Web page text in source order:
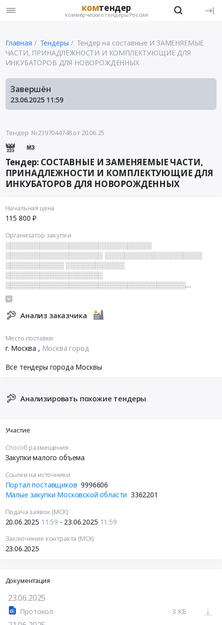
комтендер
коммерческие тендеры России
Главная Тендеры
Тендер на составные И ЗАМЕНЯЕМЫЕ
ЧАСТИ, ПРИНАДЛЕЖНОСТИ И КОМПЛЕКТУЮЩИЕ ДЛЯ
ИНКУБАТОРОВ ДЛЯ НОВОРОЖДЕННЫХ
Завершён
23.06.2025 11:59
Тендер №2397044748от 20.06.25
Тендер: СОСТАВНЫЕ И ЗАМЕНЯЕМЫЕ ЧАСТИ,
ПРИНАДЛЕЖНОСТИ И КОМПЛЕКТУЮЩИЕ ДЛЯ
ИНКУБАТОРОВ ДЛЯ НОВОРОЖДЕННЫХ
Начальная цена
115 800 ₽
Организатор закупки
░░░░░░░░░░░░░░░░░░░░░░░░░░░░░░
░░░░░░░░░░░░░░░░░░░░ ░░░░░░░░░░░░░░░░░░░░
░░░░░░░░░░░░ ░░░░░░░░░░░░
░░░░░░░░░░░░░░░░░░░░
░░░░░░░░░░░░░░░░░░░░░░░░░░░░░░░░░░░░░
░░░░░░░░░░ ░░░░░░░░░░░░░░░░░░░░░░░░░░░░
░░░░░░░░░░░░░░░░░░░░░░░░
░░░░░░░░░░░░░░░░░░░░░░░░░░░░░░ ░░░░░░░░░░░░
Анализ заказчика
Место поставки
г. Москва , Москва город
Все тендеры города Москвы
Анализировать похожие тендеры
Участие
Способ размещения
Закупки малого объема
Ссылки на источники
Портал поставщиков 9996606
Малые закупки Московской области 3362201
Подача заявок (МСК)
20.06.2025 11:59 - 23.06.2025 11:59
Заключение контракта (МСК)
23.06.2025
Документация
23.06.2025
Протокол 3 КБ